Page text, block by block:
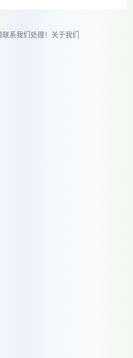
系我们处理！ 关于我们